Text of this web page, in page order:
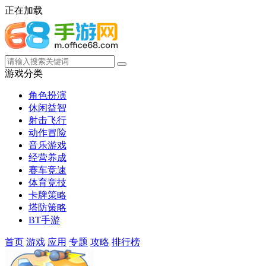
正在加载
游戏分类
角色扮演
休闲益智
射击飞行
动作冒险
音乐游戏
经营养成
赛车竞速
体育竞技
卡牌策略
塔防策略
BT手游
首页 游戏 应用 专题 攻略 排行榜